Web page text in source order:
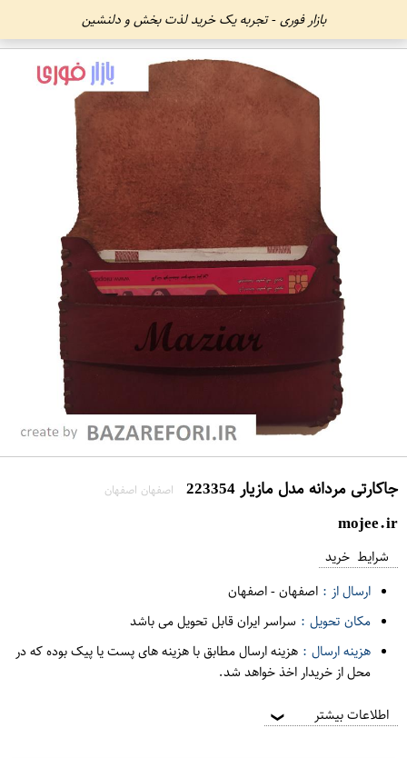
بازار فوری - تجربه یک خرید لذت بخش و دلنشین
جاکارتی مردانه مدل مازیار 223354 اصفهان اصفهان
mojee.ir
شرایط خرید
ارسال از : اصفهان-اصفهان
مکان تحویل : سراسر ایران قابل تحویل می باشد
هزینه ارسال : هزینه ارسال مطابق با هزینه های پست یا پیک بوده که در
محل از خریدار اخذ خواهد شد.
اطلاعات بیشتر ❯